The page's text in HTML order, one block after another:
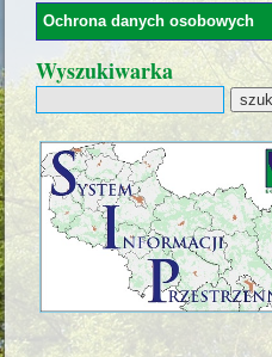
Ochrona danych osobowych
Wyszukiwarka